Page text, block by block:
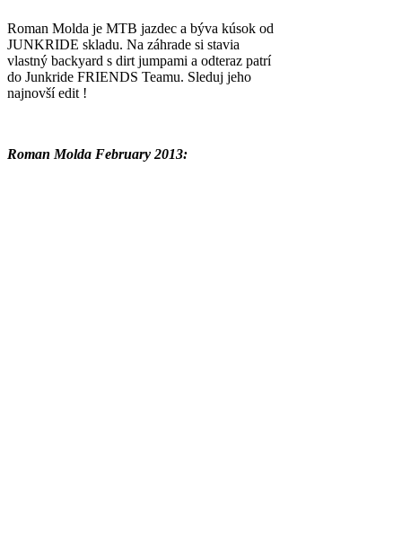
Roman Molda je MTB jazdec a býva kúsok od
JUNKRIDE skladu. Na záhrade si stavia
vlastný backyard s dirt jumpami a odteraz patrí
do Junkride FRIENDS Teamu. Sleduj jeho
najnovší edit !
Roman Molda February 2013: